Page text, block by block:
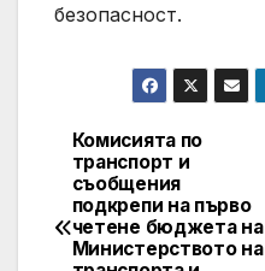
безопасност.
Post
navigation
Комисията по
транспорт и
съобщения
подкрепи на първо
четене бюджета на
Министерството на